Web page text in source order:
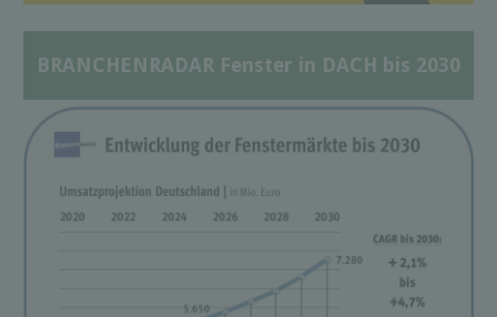
BRANCHENRADAR Fenster in DACH bis 2030